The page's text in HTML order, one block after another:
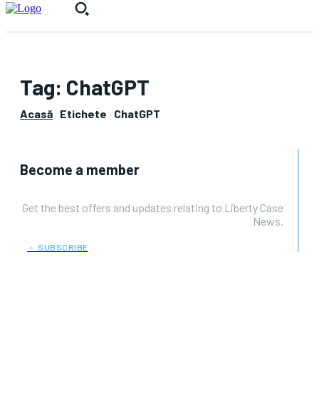
Tag: ChatGPT
Acasă Etichete ChatGPT
Become a member
Get the best offers and updates relating to Liberty Case
News.
﹢ SUBSCRIBE